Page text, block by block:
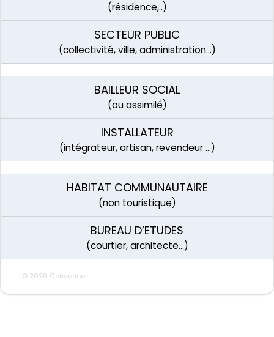
(résidence,..)
SECTEUR PUBLIC
(collectivité, ville, administration…)
BAILLEUR SOCIAL
(ou assimilé)
INSTALLATEUR
(intégrateur, artisan, revendeur …)
HABITAT COMMUNAUTAIRE
(non touristique)
BUREAU D’ETUDES
(courtier, architecte…)
© 2026 Consoneo